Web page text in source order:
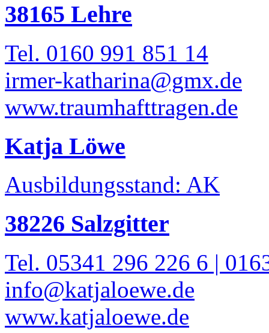
38165 Lehre
Tel. 0160 991 851 14
irmer-katharina@gmx.de
www.traumhafttragen.de
Katja Löwe
Ausbildungsstand: AK
38226 Salzgitter
Tel. 05341 296 226 6 |
info@katjaloewe.de
www.katjaloewe.de